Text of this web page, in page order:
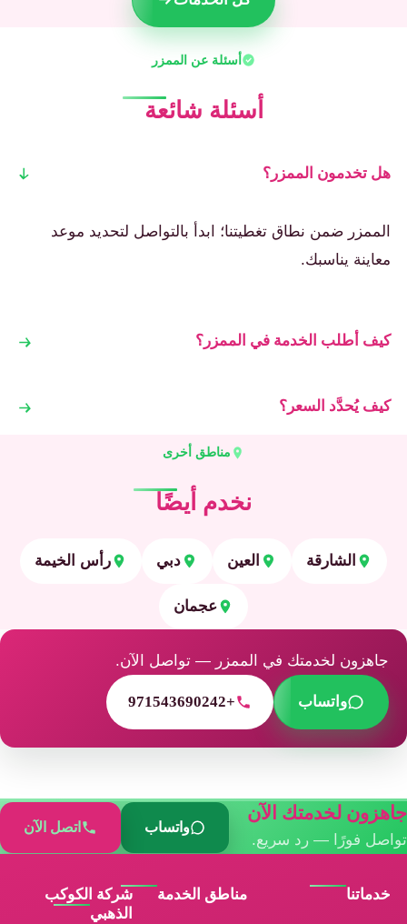
أسئلة عن الممزر
أسئلة شائعة
هل تخدمون الممزر؟
الممزر ضمن نطاق تغطيتنا؛ ابدأ بالتواصل لتحديد موعد
معاينة يناسبك.
كيف أطلب الخدمة في الممزر؟
كيف يُحدَّد السعر؟
مناطق أخرى
نخدم أيضًا
الشارقة العين دبي رأس الخيمة
عجمان
جاهزون لخدمتك في الممزر — تواصل الآن.
واتساب +971543690242
جاهزون لخدمتك الآن
تواصل فورًا — رد سريع.
واتساب اتصل الآن
خدماتنا مناطق الخدمة
شركة الكوكب
الذهبي